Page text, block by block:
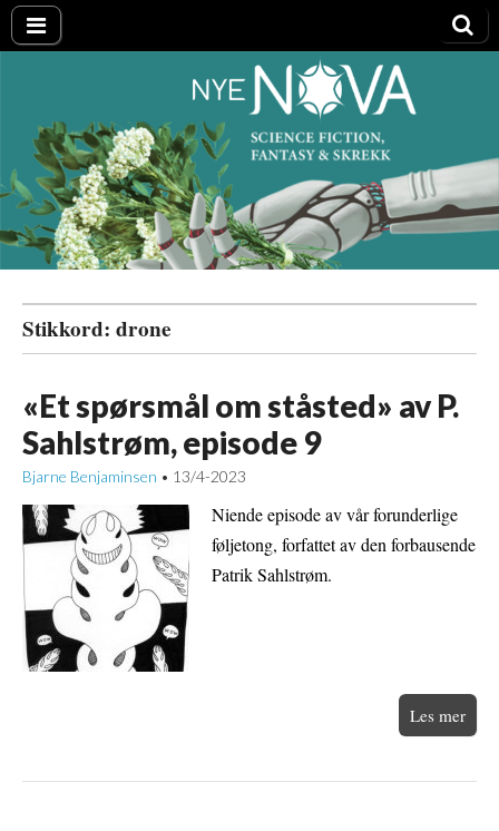
Nye NOVA
Stikkord: drone
«Et spørsmål om ståsted» av P.
Sahlstrøm, episode 9
Bjarne Benjaminsen • 13/4-2023
Niende episode av vår forunderlige
føljetong, forfattet av den forbausende
Patrik Sahlstrøm.
Les mer